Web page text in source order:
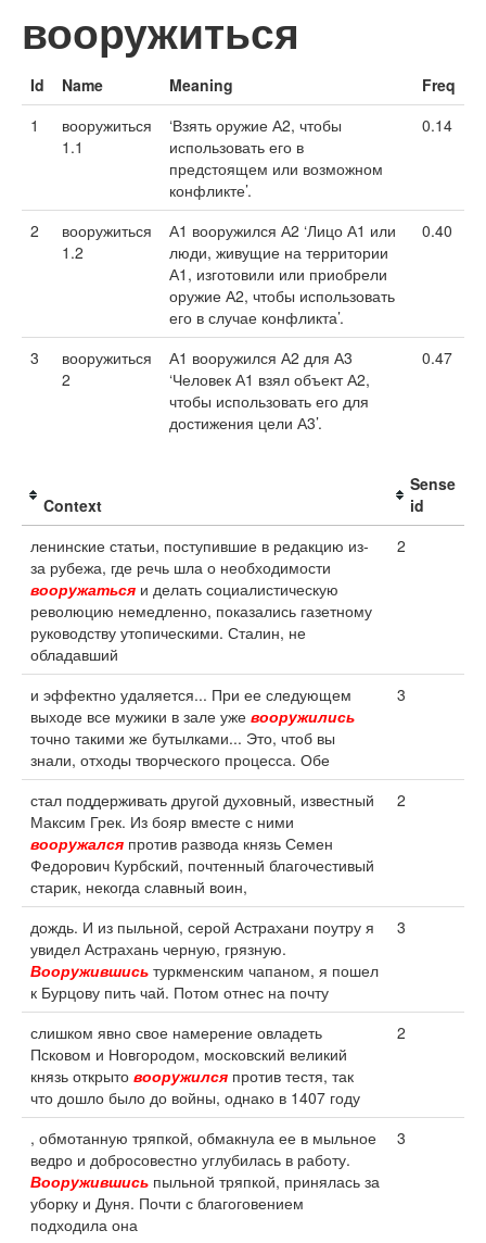
вооружиться
Id Name Meaning
Freq
1
вооружиться
1.1
‘Взять оружие А2, чтобы
использовать его в
предстоящем или возможном
конфликте’.
0.14
2
вооружиться
1.2
А1 вооружился А2 ‘Лицо А1 или
люди, живущие на территории
А1, изготовили или приобрели
оружие А2, чтобы использовать
его в случае конфликта’.
0.40
3
вооружиться
2
А1 вооружился А2 для А3
‘Человек А1 взял объект А2,
чтобы использовать его для
достижения цели А3’.
0.47
Context
Sense
id
ленинские статьи, поступившие в редакцию из-
за рубежа, где речь шла о необходимости
вооружаться и делать социалистическую
революцию немедленно, показались газетному
руководству утопическими. Сталин, не
обладавший
2
и эффектно удаляется... При ее следующем
выходе все мужики в зале уже вооружились
точно такими же бутылками... Это, чтоб вы
знали, отходы творческого процесса. Обе
3
стал поддерживать другой духовный, известный
Максим Грек. Из бояр вместе с ними
вооружался против развода князь Семен
Федорович Курбский, почтенный благочестивый
старик, некогда славный воин,
2
дождь. И из пыльной, серой Астрахани поутру я
увидел Астрахань черную, грязную.
Вооружившись туркменским чапаном, я пошел
к Бурцову пить чай. Потом отнес на почту
3
слишком явно свое намерение овладеть
Псковом и Новгородом, московский великий
князь открыто вооружился против тестя, так
что дошло было до войны, однако в 1407 году
2
, обмотанную тряпкой, обмакнула ее в мыльное
ведро и добросовестно углубилась в работу.
Вооружившись пыльной тряпкой, принялась за
уборку и Дуня. Почти с благоговением
подходила она
3